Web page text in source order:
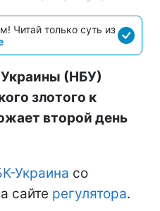
Читай только суть из
(НБУ)
злотого к
второй день
Украина со
сайте регулятора.